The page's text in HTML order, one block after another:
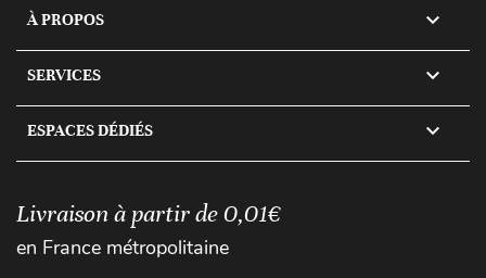
À PROPOS 
SERVICES 
ESPACES DÉDIÉS 
Livraison à partir de 0,01€
en France métropolitaine